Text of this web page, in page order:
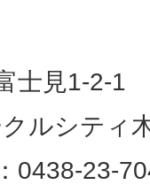
士見1-2-1
ルシティ
0438-23-